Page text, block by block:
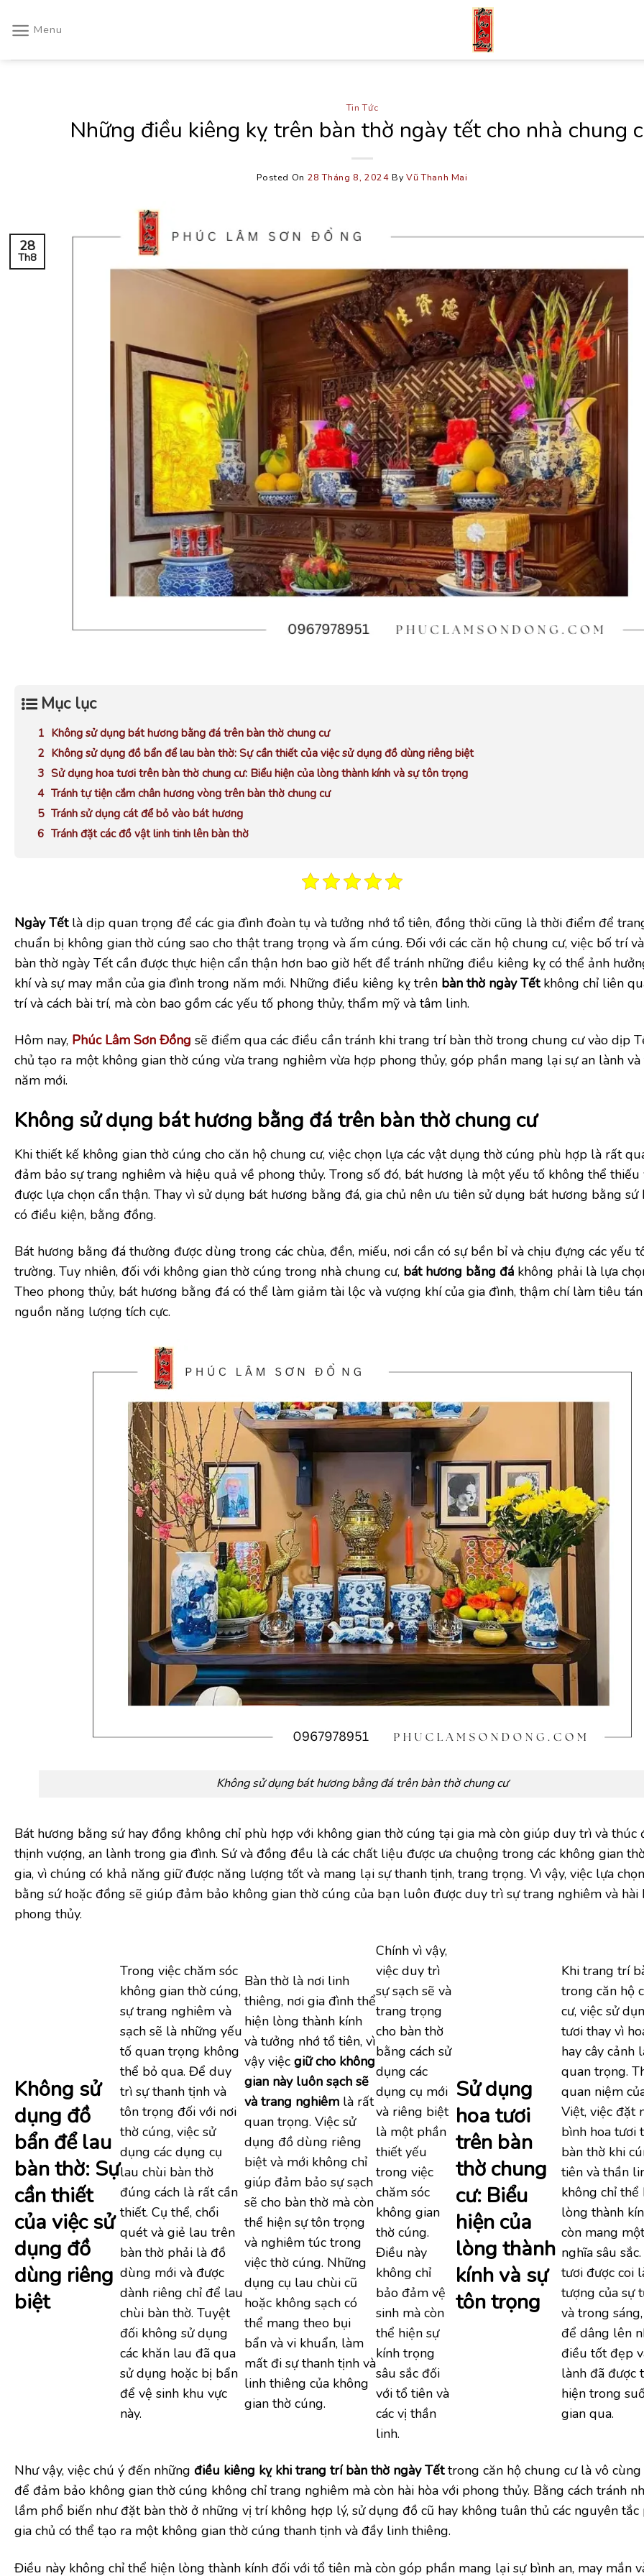
Menu
Tin Tức
Những điều kiêng kỵ trên bàn thờ ngày tết cho nhà chung
Posted On 28 Tháng 8, 2024 ByVũ Thanh Mai
28
Th8
Mục lục
Không sử dụng bát hương bằng đá trên bàn thờ chung cư
Không sử dụng đồ bẩn để lau bàn thờ: Sự cần thiết của việc sử dụng đồ dùng riêng biệt
Sử dụng hoa tươi trên bàn thờ chung cư: Biểu hiện của lòng thành kính và sự tôn trọng
Tránh tự tiện cắm chân hương vòng trên bàn thờ chung cư
Tránh sử dụng cát để bỏ vào bát hương
Tránh đặt các đồ vật linh tinh lên bàn thờ
Ngày Tếtlà dịp quan trọng để các gia đình đoàn tụ và tưởng nhớ tổ tiên, đồng thời cũng là thời điểm để
chuẩn bị không gian thờ cúng sao cho thật trang trọng và ấm cúng. Đối với các căn hộ chung cư, việc bố trí
bàn thờ ngày Tết cần được thực hiện cẩn thận hơn bao giờ hết để tránh những điều kiêng kỵ có thể ảnh
khí và sự may mắn của gia đình trong năm mới. Những điều kiêng kỵ trên bàn thờ ngày Tếtkhông chỉ liên
trí và cách bài trí, mà còn bao gồm các yếu tố phong thủy, thẩm mỹ và tâm linh.
Hôm nay, Phúc Lâm Sơn Đồng sẽ điểm qua các điều cần tránh khi trang trí bàn thờ trong chung cư vào dịp
chủ tạo ra một không gian thờ cúng vừa trang nghiêm vừa hợp phong thủy, góp phần mang lại sự an lành và
năm mới.
Không sử dụng bát hương bằng đá trên bàn thờ chung cư
Khi thiết kế không gian thờ cúng cho căn hộ chung cư, việc chọn lựa các vật dụng thờ cúng phù hợp là rất
đảm bảo sự trang nghiêm và hiệu quả về phong thủy. Trong số đó, bát hương là một yếu tố không thể thiếu
được lựa chọn cẩn thận. Thay vì sử dụng bát hương bằng đá, gia chủ nên ưu tiên sử dụng bát hương bằng sứ
có điều kiện, bằng đồng.
Bát hương bằng đá thường được dùng trong các chùa, đền, miếu, nơi cần có sự bền bỉ và chịu đựng các yếu
trường. Tuy nhiên, đối với không gian thờ cúng trong nhà chung cư, bát hương bằng đá không phải là lựa
Theo phong thủy, bát hương bằng đá có thể làm giảm tài lộc và vượng khí của gia đình, thậm chí làm tiêu
nguồn năng lượng tích cực.
Không sử dụng bát hương bằng đá trên bàn thờ chung cư
Bát hương bằng sứ hay đồng không chỉ phù hợp với không gian thờ cúng tại gia mà còn giúp duy trì và thúc
thịnh vượng, an lành trong gia đình. Sứ và đồng đều là các chất liệu được ưa chuộng trong các không gian
gia, vì chúng có khả năng giữ được năng lượng tốt và mang lại sự thanh tịnh, trang trọng. Vì vậy, việc lựa
bằng sứ hoặc đồng sẽ giúp đảm bảo không gian thờ cúng của bạn luôn được duy trì sự trang nghiêm và hài
phong thủy.
Không sử
dụng đồ
bẩn để lau
bàn thờ: Sự
cần thiết
của việc sử
dụng đồ
dùng riêng
biệt
Trong việc chăm sóc
không gian thờ cúng,
sự trang nghiêm và
sạch sẽ là những yếu
tố quan trọng không
thể bỏ qua. Để duy
trì sự thanh tịnh và
tôn trọng đối với nơi
thờ cúng, việc sử
dụng các dụng cụ
lau chùi bàn thờ
đúng cách là rất cần
thiết. Cụ thể, chổi
quét và giẻ lau trên
bàn thờ phải là đồ
dùng mới và được
dành riêng chỉ để lau
chùi bàn thờ. Tuyệt
đối không sử dụng
các khăn lau đã qua
sử dụng hoặc bị bẩn
để vệ sinh khu vực
này.
Bàn thờ là nơi linh
thiêng, nơi gia đình thể
hiện lòng thành kính
và tưởng nhớ tổ tiên, vì
vậy việcgiữ cho không
gian này luôn sạch sẽ
và trang nghiêmlà rất
quan trọng. Việc sử
dụng đồ dùng riêng
biệt và mới không chỉ
giúp đảm bảo sự sạch
sẽ cho bàn thờ mà còn
thể hiện sự tôn trọng
và nghiêm túc trong
việc thờ cúng. Những
dụng cụ lau chùi cũ
hoặc không sạch có
thể mang theo bụi
bẩn và vi khuẩn, làm
mất đi sự thanh tịnh và
linh thiêng của không
gian thờ cúng.
Chính vì vậy,
việc duy trì
sự sạch sẽ và
trang trọng
cho bàn thờ
bằng cách sử
dụng các
dụng cụ mới
và riêng biệt
là một phần
thiết yếu
trong việc
chăm sóc
không gian
thờ cúng.
Điều này
không chỉ
bảo đảm vệ
sinh mà còn
thể hiện sự
kính trọng
sâu sắc đối
với tổ tiên và
các vị thần
linh.
Sử dụng
hoa tươi
trên bàn
thờ chung
cư: Biểu
hiện của
lòng thành
kính và sự
tôn trọng
Khi trang trí
trong căn hộ
cư, việc sử
tươi thay vì
hay cây cảnh
quan trọng.
quan niệm
Việt, việc đặt
bình hoa tươi
bàn thờ khi
tiên và thần
không chỉ thể
lòng thành
còn mang
nghĩa sâu
tươi được coi
tượng của sự
và trong
để dâng lên
điều tốt đẹp
lành đã được
hiện trong
gian qua.
Như vậy, việc chú ý đến những điều kiêng kỵ khi trang trí bàn thờ ngày Tếttrong căn hộ chung cư là vô
để đảm bảo không gian thờ cúng không chỉ trang nghiêm mà còn hài hòa với phong thủy. Bằng cách tránh
lầm phổ biến như đặt bàn thờ ở những vị trí không hợp lý, sử dụng đồ cũ hay không tuân thủ các nguyên tắc
gia chủ có thể tạo ra một không gian thờ cúng thanh tịnh và đầy linh thiêng.
Điều này không chỉ thể hiện lòng thành kính đối với tổ tiên mà còn góp phần mang lại sự bình an, may mắn